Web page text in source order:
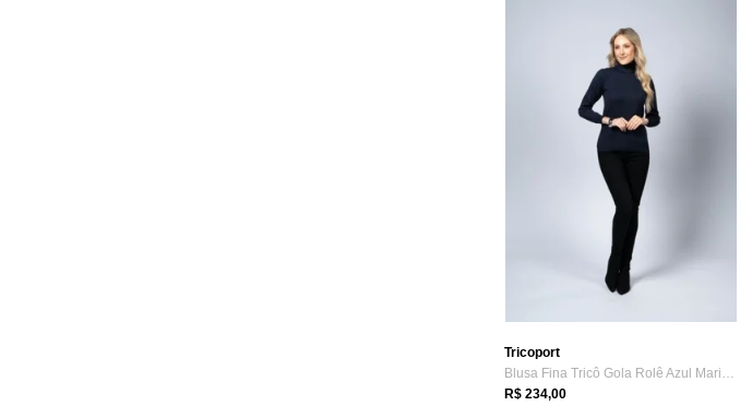
Tricoport
Blusa Fina Tricô Gola Rolê Azul Marinho
R$ 234,00